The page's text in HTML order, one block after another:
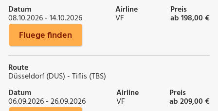
Datum
08.10.2026 - 14.10.2026
Airline
VF
Preis
ab 198,00 €
Fluege finden
Route
Düsseldorf (DUS) - Tiflis (TBS)
Datum
06.09.2026 - 26.09.2026
Airline
VF
Preis
ab 209,00 €